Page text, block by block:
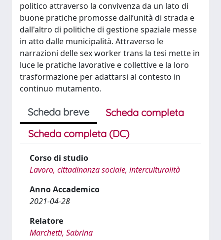
politico attraverso la convivenza da un lato di
buone pratiche promosse dall’unità di strada e
dall'altro di politiche di gestione spaziale messe
in atto dalle municipalità. Attraverso le
narrazioni delle sex worker trans la tesi mette in
luce le pratiche lavorative e collettive e la loro
trasformazione per adattarsi al contesto in
continuo mutamento.
Scheda breve
Scheda completa
Scheda completa (DC)
Corso di studio
Lavoro, cittadinanza sociale, interculturalità
Anno Accademico
2021-04-28
Relatore
Marchetti, Sabrina